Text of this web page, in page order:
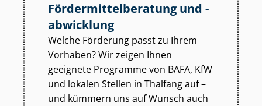
För­der­mit­tel­be­ra­tung und -
abwicklung
Welche Förderung passt zu Ihrem
Vorhaben? Wir zeigen Ihnen
geeignete Programme von BAFA, KfW
und lokalen Stellen in Thalfang auf –
und kümmern uns auf Wunsch auch